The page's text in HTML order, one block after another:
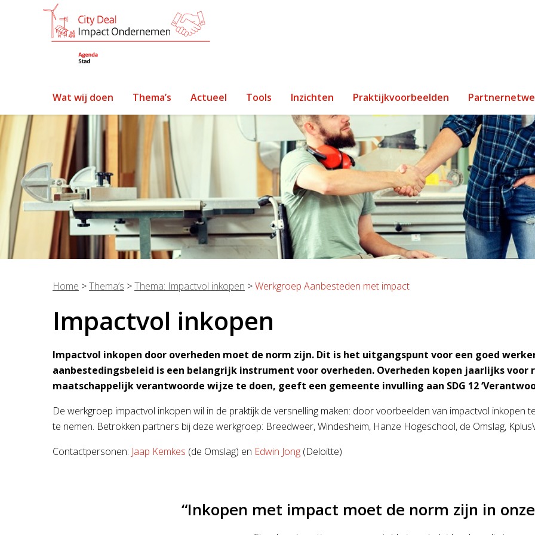
Wat wij doen Thema’s Actueel Tools Inzichten Praktijkvoorbeelden
Home >Thema’s >Thema: Impactvol inkopen >Werkgroep Aanbesteden met impact
Impactvol inkopen
Impactvol inkopen door overheden moet de norm zijn. Dit is het uitgangspunt voor een goed
aanbestedingsbeleid is een belangrijk instrument voor overheden. Overheden kopen jaarlijks voor
maatschappelijk verantwoorde wijze te doen, geeft een gemeente invulling aan SDG 12
De werkgroep impactvol inkopen wil in de praktijk de versnelling maken: door voorbeelden van impactvol
te nemen. Betrokken partners bij deze werkgroep: Breedweer, Windesheim, Hanze Hogeschool, de Omslag,
Contactpersonen: Jaap Kemkes (de Omslag) en Edwin Jong (Deloitte)
“Inkopen met impact moet de norm zijn in